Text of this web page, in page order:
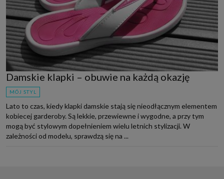
Damskie klapki – obuwie na każdą okazję
MÓJ STYL
Lato to czas, kiedy klapki damskie stają się nieodłącznym elementem
kobiecej garderoby. Są lekkie, przewiewne i wygodne, a przy tym
mogą być stylowym dopełnieniem wielu letnich stylizacji. W
zależności od modelu, sprawdzą się na ...